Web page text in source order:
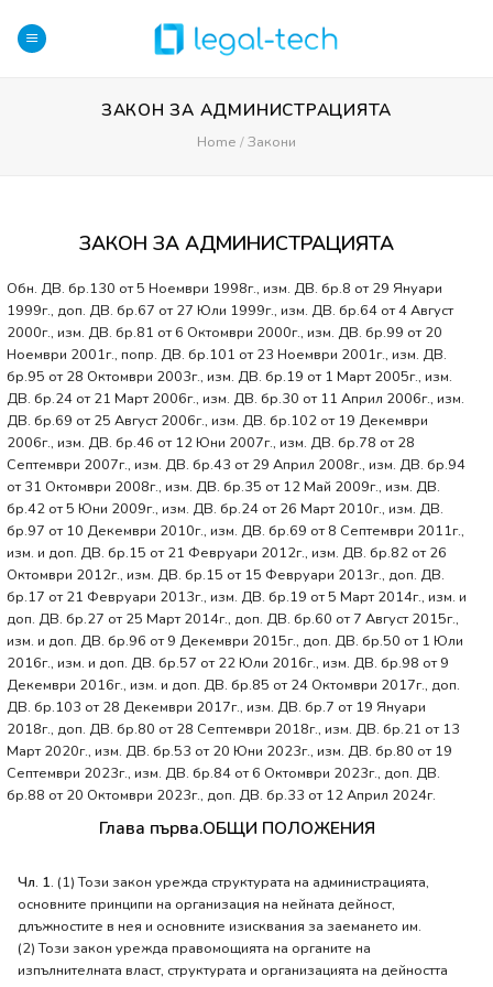
content
ЗАКОН ЗА АДМИНИСТРАЦИЯТА
Home / Закони
ЗАКОН ЗА АДМИНИСТРАЦИЯТА
Обн. ДВ. бр.130 от 5 Ноември 1998г., изм. ДВ. бр.8 от 29 Януари
1999г., доп. ДВ. бр.67 от 27 Юли 1999г., изм. ДВ. бр.64 от 4 Август
2000г., изм. ДВ. бр.81 от 6 Октомври 2000г., изм. ДВ. бр.99 от 20
Ноември 2001г., попр. ДВ. бр.101 от 23 Ноември 2001г., изм. ДВ.
бр.95 от 28 Октомври 2003г., изм. ДВ. бр.19 от 1 Март 2005г., изм.
ДВ. бр.24 от 21 Март 2006г., изм. ДВ. бр.30 от 11 Април 2006г., изм.
ДВ. бр.69 от 25 Август 2006г., изм. ДВ. бр.102 от 19 Декември
2006г., изм. ДВ. бр.46 от 12 Юни 2007г., изм. ДВ. бр.78 от 28
Септември 2007г., изм. ДВ. бр.43 от 29 Април 2008г., изм. ДВ. бр.94
от 31 Октомври 2008г., изм. ДВ. бр.35 от 12 Май 2009г., изм. ДВ.
бр.42 от 5 Юни 2009г., изм. ДВ. бр.24 от 26 Март 2010г., изм. ДВ.
бр.97 от 10 Декември 2010г., изм. ДВ. бр.69 от 8 Септември 2011г.,
изм. и доп. ДВ. бр.15 от 21 Февруари 2012г., изм. ДВ. бр.82 от 26
Октомври 2012г., изм. ДВ. бр.15 от 15 Февруари 2013г., доп. ДВ.
бр.17 от 21 Февруари 2013г., изм. ДВ. бр.19 от 5 Март 2014г., изм. и
доп. ДВ. бр.27 от 25 Март 2014г., доп. ДВ. бр.60 от 7 Август 2015г.,
изм. и доп. ДВ. бр.96 от 9 Декември 2015г., доп. ДВ. бр.50 от 1 Юли
2016г., изм. и доп. ДВ. бр.57 от 22 Юли 2016г., изм. ДВ. бр.98 от 9
Декември 2016г., изм. и доп. ДВ. бр.85 от 24 Октомври 2017г., доп.
ДВ. бр.103 от 28 Декември 2017г., изм. ДВ. бр.7 от 19 Януари
2018г., доп. ДВ. бр.80 от 28 Септември 2018г., изм. ДВ. бр.21 от 13
Март 2020г., изм. ДВ. бр.53 от 20 Юни 2023г., изм. ДВ. бр.80 от 19
Септември 2023г., изм. ДВ. бр.84 от 6 Октомври 2023г., доп. ДВ.
бр.88 от 20 Октомври 2023г., доп. ДВ. бр.33 от 12 Април 2024г.
Глава първа.ОБЩИ ПОЛОЖЕНИЯ
Чл. 1. (1) Този закон урежда структурата на администрацията,
основните принципи на организация на нейната дейност,
длъжностите в нея и основните изисквания за заемането им.
(2) Този закон урежда правомощията на органите на
изпълнителната власт, структурата и организацията на дейността